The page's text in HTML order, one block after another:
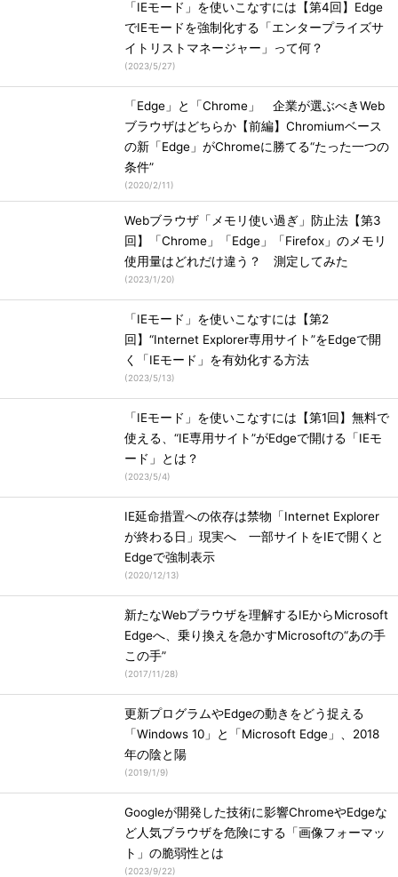
「IEモード」を使いこなすには【第4回】Edge
でIEモードを強制化する「エンタープライズサ
イトリストマネージャー」って何？
(2023/5/27)
「Edge」と「Chrome」 企業が選ぶべきWeb
ブラウザはどちらか【前編】Chromiumベース
の新「Edge」がChromeに勝てる“たった一つの
条件”
(2020/2/11)
Webブラウザ「メモリ使い過ぎ」防止法【第3
回】「Chrome」「Edge」「Firefox」のメモリ
使用量はどれだけ違う？ 測定してみた
(2023/1/20)
「IEモード」を使いこなすには【第2
回】“Internet Explorer専用サイト”をEdgeで開
く「IEモード」を有効化する方法
(2023/5/13)
「IEモード」を使いこなすには【第1回】無料で
使える、“IE専用サイト”がEdgeで開ける「IEモ
ード」とは？
(2023/5/4)
IE延命措置への依存は禁物「Internet Explorer
が終わる日」現実へ 一部サイトをIEで開くと
Edgeで強制表示
(2020/12/13)
新たなWebブラウザを理解するIEからMicrosoft
Edgeへ、乗り換えを急かすMicrosoftの“あの手
この手”
(2017/11/28)
更新プログラムやEdgeの動きをどう捉える
「Windows 10」と「Microsoft Edge」、2018
年の陰と陽
(2019/1/9)
Googleが開発した技術に影響ChromeやEdgeな
ど人気ブラウザを危険にする「画像フォーマッ
ト」の脆弱性とは
(2023/9/22)